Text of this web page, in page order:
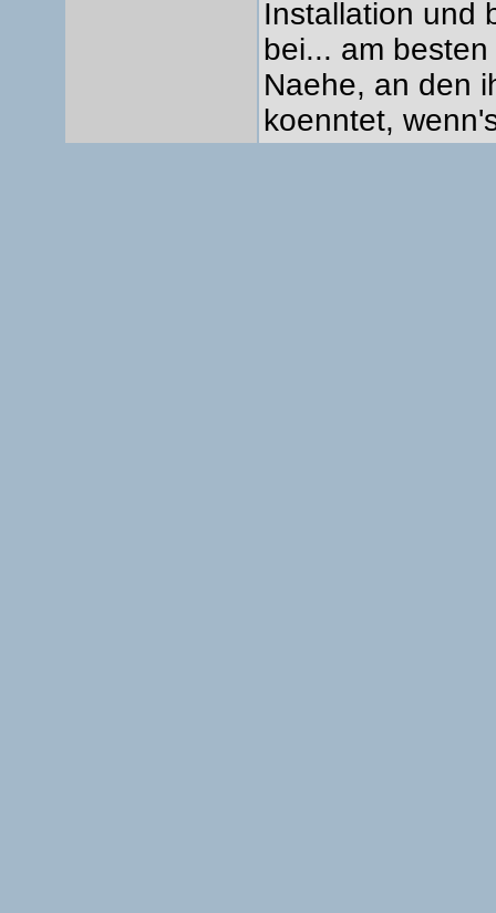
Installation und
bei... am
Naehe, an den
koenntet,